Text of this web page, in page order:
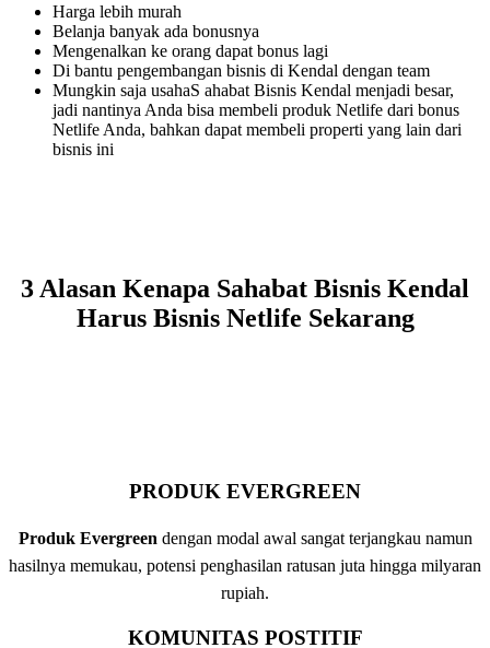
Harga lebih murah
Belanja banyak ada bonusnya
Mengenalkan ke orang dapat bonus lagi
Di bantu pengembangan bisnis di Kendal dengan team
Mungkin saja usahaS ahabat Bisnis Kendal menjadi besar,
jadi nantinya Anda bisa membeli produk Netlife dari bonus
Netlife Anda, bahkan dapat membeli properti yang lain dari
bisnis ini
3 Alasan Kenapa Sahabat Bisnis Kendal
Harus Bisnis Netlife Sekarang
PRODUK EVERGREEN
Produk Evergreen dengan modal awal sangat terjangkau namun
hasilnya memukau, potensi penghasilan ratusan juta hingga milyaran
rupiah.
KOMUNITAS POSTITIF